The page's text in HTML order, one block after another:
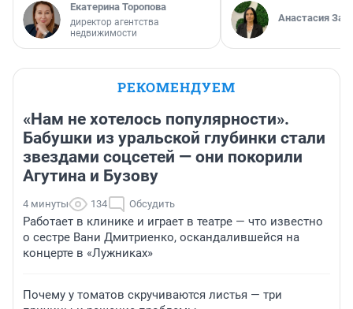
Екатерина Торопова
директор агентства
недвижимости
Анастасия
РЕКОМЕНДУЕМ
«Нам не хотелось популярности».
Бабушки из уральской глубинки стали
звездами соцсетей — они покорили
Агутина и Бузову
4 минуты 134 Обсудить
Работает в клинике и играет в театре — что известно
о сестре Вани Дмитриенко, оскандалившейся на
концерте в «Лужниках»
Почему у томатов скручиваются листья — три